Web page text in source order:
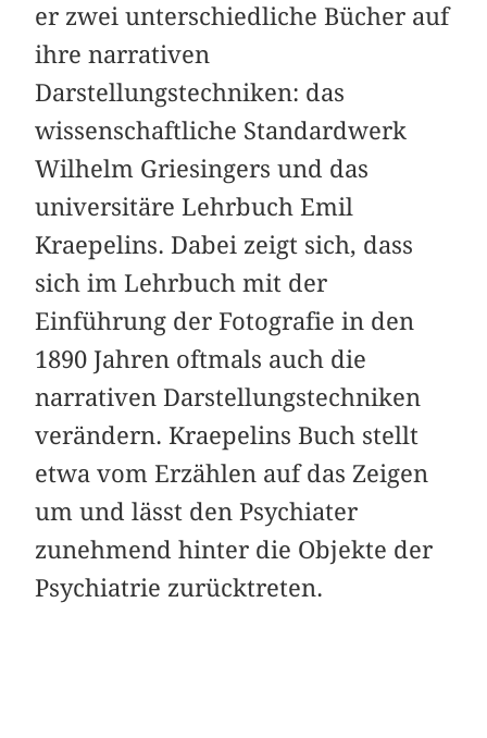
er zwei unterschiedliche Bücher auf
ihre narrativen
Darstellungstechniken: das
wissenschaftliche Standardwerk
Wilhelm Griesingers und das
universitäre Lehrbuch Emil
Kraepelins. Dabei zeigt sich, dass
sich im Lehrbuch mit der
Einführung der Fotografie in den
1890 Jahren oftmals auch die
narrativen Darstellungstechniken
verändern. Kraepelins Buch stellt
etwa vom Erzählen auf das Zeigen
um und lässt den Psychiater
zunehmend hinter die Objekte der
Psychiatrie zurücktreten.